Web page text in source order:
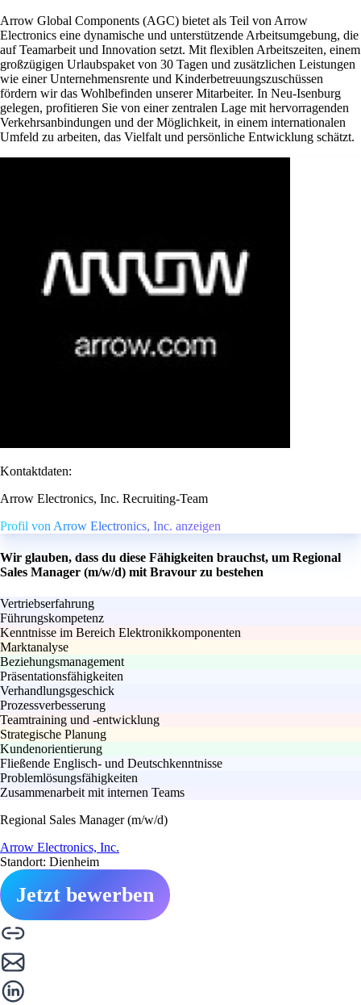
Arrow Global Components (AGC) bietet als Teil von Arrow
Electronics eine dynamische und unterstützende Arbeitsumgebung, die
auf Teamarbeit und Innovation setzt. Mit flexiblen Arbeitszeiten, einem
großzügigen Urlaubspaket von 30 Tagen und zusätzlichen Leistungen
wie einer Unternehmensrente und Kinderbetreuungszuschüssen
fördern wir das Wohlbefinden unserer Mitarbeiter. In Neu-Isenburg
gelegen, profitieren Sie von einer zentralen Lage mit hervorragenden
Verkehrsanbindungen und der Möglichkeit, in einem internationalen
Umfeld zu arbeiten, das Vielfalt und persönliche Entwicklung schätzt.
Kontaktdaten:
Arrow Electronics, Inc. Recruiting-Team
Profil von Arrow Electronics, Inc. anzeigen
Wir glauben, dass du diese Fähigkeiten brauchst, um Regional
Sales Manager (m/w/d) mit Bravour zu bestehen
Vertriebserfahrung
Führungskompetenz
Kenntnisse im Bereich Elektronikkomponenten
Marktanalyse
Beziehungsmanagement
Präsentationsfähigkeiten
Verhandlungsgeschick
Prozessverbesserung
Teamtraining und -entwicklung
Strategische Planung
Kundenorientierung
Fließende Englisch- und Deutschkenntnisse
Problemlösungsfähigkeiten
Zusammenarbeit mit internen Teams
Regional Sales Manager (m/w/d)
Arrow Electronics, Inc.
Standort: Dienheim
Jetzt bewerben